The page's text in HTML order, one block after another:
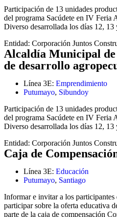
Participación de 13 unidades
del programa Sacúdete en IV Feria
Diverso desarrollada los días 12,
Entidad: Corporación Juntos
Alcaldía Municipal
de desarrollo
Línea 3E: Emprendimiento
Putumayo, Sibundoy
Participación de 13 unidades
del programa Sacúdete en IV Feria
Diverso desarrollada los días 12,
Entidad: Corporación Juntos
Caja de
Línea 3E: Educación
Putumayo, Santiago
Informar e invitar a los participantes
participar sobre la oferta educativa
parte de la caja de compensación